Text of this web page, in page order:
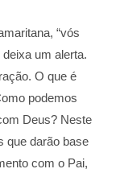
“vós
um alerta.
O que é
podemos
Deus? Neste
que darão base
com o Pai,